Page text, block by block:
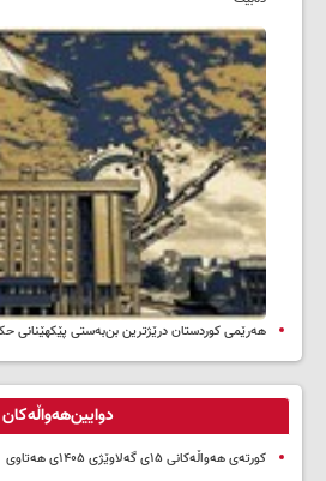
هەرێمی کوردستان درێژترین بن‌بەستی پێکهێنانی
دوایین‌هەواڵەکان
کورتەی هەواڵەکانی ۱۵ی گەلاوێژی ۱۴۰۵ی هەتاوی